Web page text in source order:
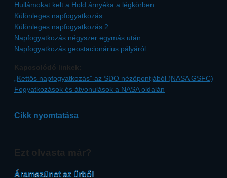
Hullámokat kelt a Hold árnyéka a légkörben
Különleges napfogyatkozás
Különleges napfogyatkozás 2.
Napfogyatkozás négyszer egymás után
Napfogyatkozás geostacionárius pályáról
Kapcsolódó linkek:
„Kettős napfogyatkozás” az SDO nézőpontjából (NASA GSFC)
Fogyatkozások és átvonulások a NASA oldalán
Cikk nyomtatása
Ezt olvasta már?
Áramszünet az űrből